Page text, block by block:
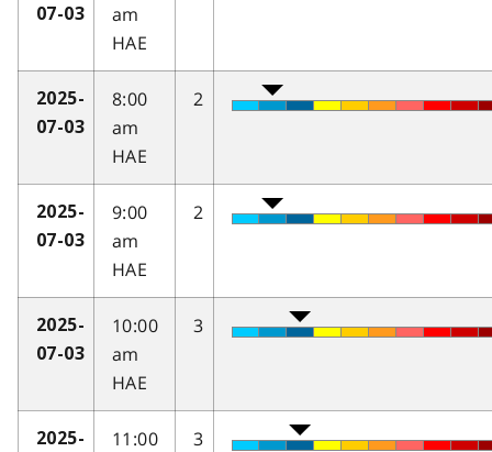
07-03
am
HAE
2025-
07-03
8:00
am
HAE
2
2025-
07-03
9:00
am
HAE
2
2025-
07-03
10:00
am
HAE
3
2025-
11:00
3